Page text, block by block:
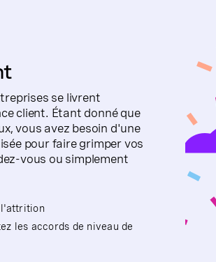
se livrent
client. Étant donné que
vous avez besoin d'une
pour faire grimper vos
vous ou simplement
l'attrition
les accords de niveau de